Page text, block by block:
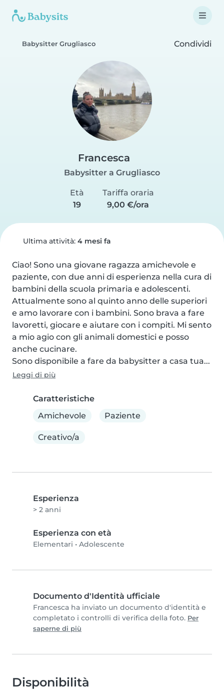
Babysitter Grugliasco Condividi
Francesca
Babysitter a Grugliasco
Età
19
Tariffa oraria
9,00 €/ora
Ultima attività: 4 mesi fa
Ciao! Sono una giovane ragazza amichevole e
paziente, con due anni di esperienza nella cura di
bambini della scuola primaria e adolescenti.
Attualmente sono al quinto anno delle superiori
e amo lavorare con i bambini. Sono brava a fare
lavoretti, giocare e aiutare con i compiti. Mi sento
a mio agio con gli animali domestici e posso
anche cucinare.
Sono disponibile a fare da babysitter a casa tua...
Leggi di più
Caratteristiche
Amichevole
Paziente
Creativo/a
Esperienza
> 2 anni
Esperienza con età
Elementari • Adolescente
Documento d'Identità ufficiale
Francesca ha inviato un documento d'identità e
completato i controlli di verifica della foto. Per
saperne di più
Disponibilità